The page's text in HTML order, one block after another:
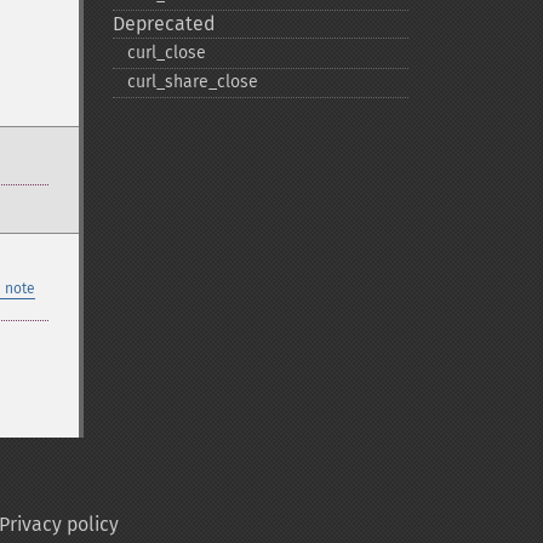
note
Deprecated
curl_​close
curl_​share_​close
Privacy policy